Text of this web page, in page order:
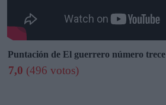
Puntación de El guerrero número trece
7,0 (496 votos)